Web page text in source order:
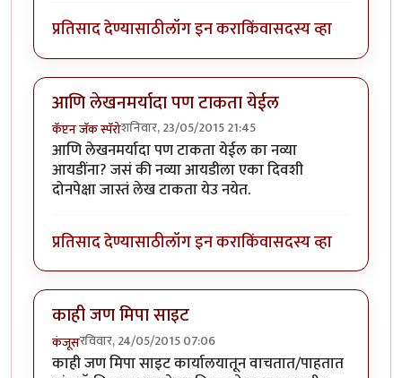
प्रतिसाद देण्यासाठीलॉग इन कराकिंवासदस्य व्हा
आणि लेखनमर्यादा पण टाकता येईल
कॅप्टन जॅक स्पॅरोशनिवार, 23/05/2015 21:45
आणि लेखनमर्यादा पण टाकता येईल का नव्या
आयडींना? जसं की नव्या आयडीला एका दिवशी
दोनपेक्षा जास्तं लेख टाकता येउ नयेत.
प्रतिसाद देण्यासाठीलॉग इन कराकिंवासदस्य व्हा
काही जण मिपा साइट
कंजूसरविवार, 24/05/2015 07:06
काही जण मिपा साइट कार्यालयातून वाचतात/पाहतात